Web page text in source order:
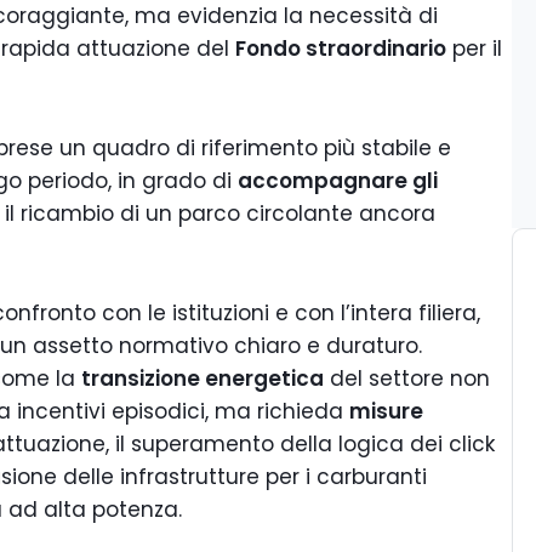
ma evidenzia la necessità di
attuazione del Fondo straordinario per il
un quadro di riferimento più stabile e
periodo, in grado di accompagnare gli
ricambio di un parco circolante ancora
con le istituzioni e con l’intera filiera,
assetto normativo chiaro e duraturo.
la transizione energetica del settore non
incentivi episodici, ma richieda misure
il superamento della logica dei click
delle infrastrutture per i carburanti
ad alta potenza.